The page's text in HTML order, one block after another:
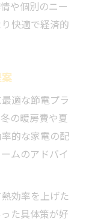
や個別のニー
快適で経済的
適な節電プラ
の暖房費や夏
的な家電の配
ムのアドバイ
効率を上げた
た具体策が好